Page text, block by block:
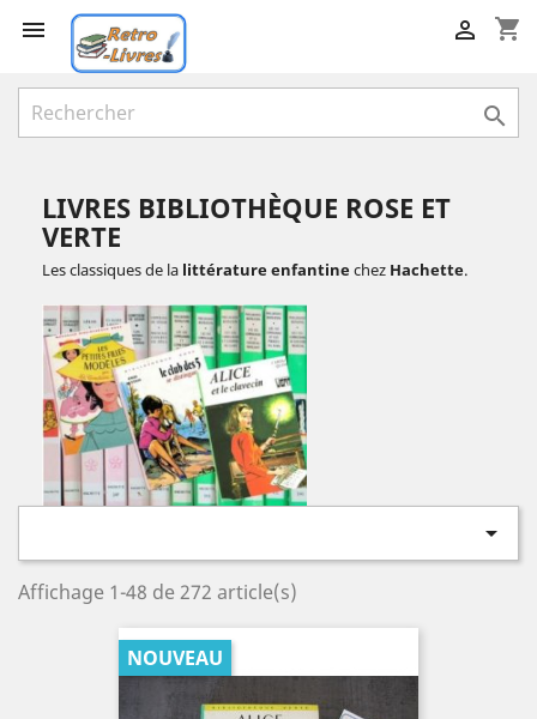
 shopping_cart


LIVRES BIBLIOTHÈQUE ROSE ET
VERTE
Les classiques de la littérature enfantinechez Hachette.

Affichage 1-48 de 272 article(s)
NOUVEAU